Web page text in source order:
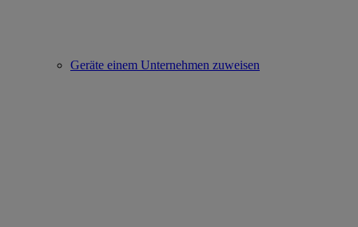
Geräte einem Unternehmen zuweisen